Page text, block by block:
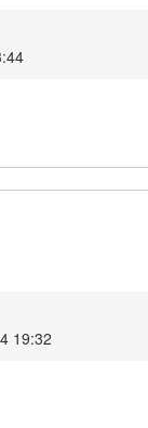
19:32